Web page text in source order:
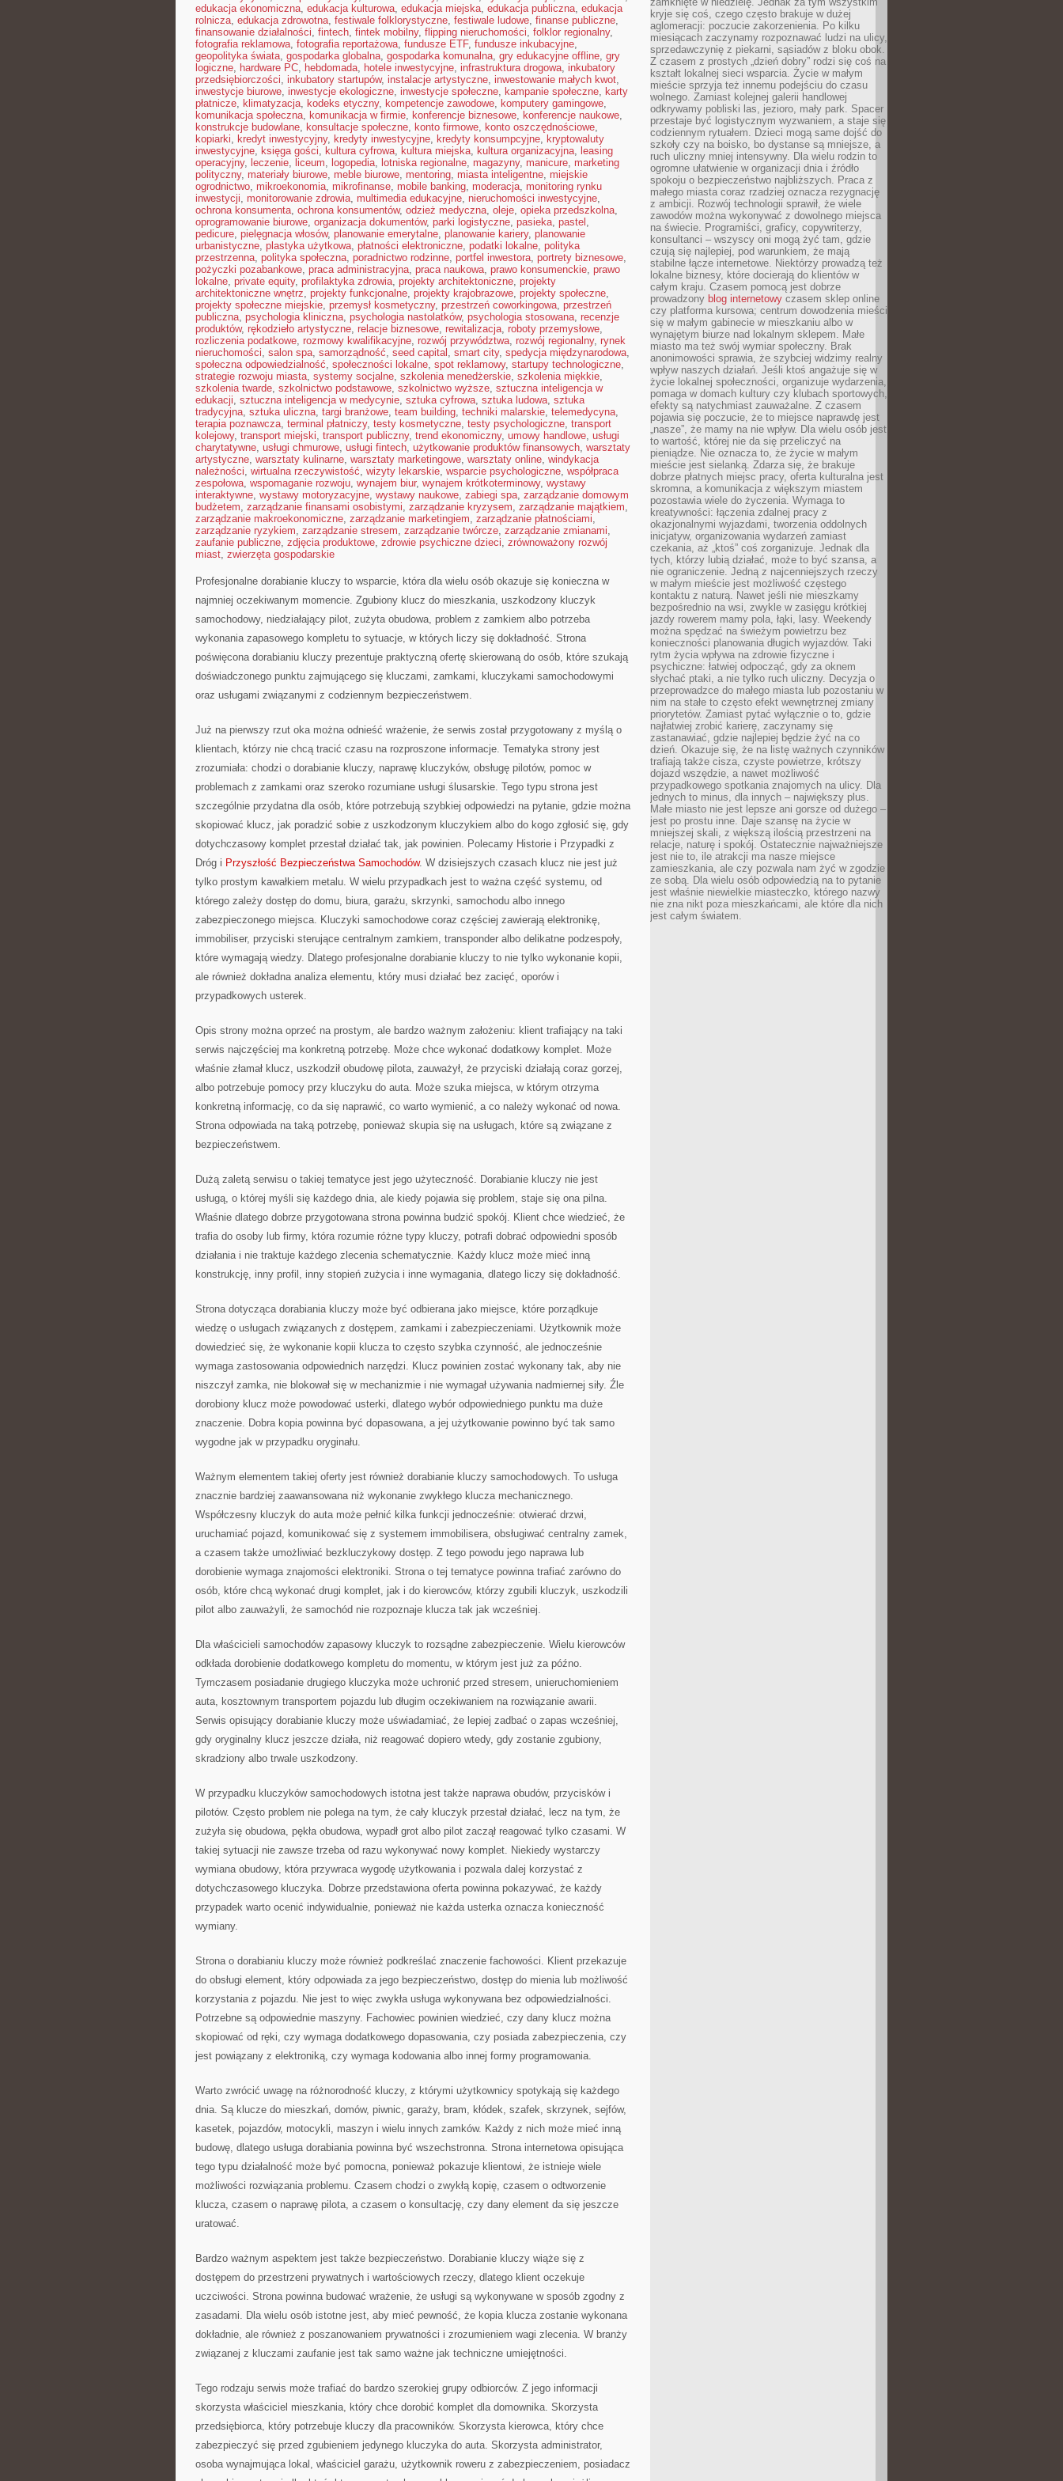
edukacja ekonomiczna, edukacja kulturowa, edukacja miejska, edukacja publiczna, edukacja
rolnicza, edukacja zdrowotna, festiwale folklorystyczne, festiwale ludowe, finanse publiczne,
finansowanie działalności, fintech, fintek mobilny, flipping nieruchomości, folklor regionalny,
fotografia reklamowa, fotografia reportażowa, fundusze ETF, fundusze inkubacyjne,
geopolityka świata, gospodarka globalna, gospodarka komunalna, gry edukacyjne offline, gry
logiczne, hardware PC, hebdomada, hotele inwestycyjne, infrastruktura drogowa, inkubatory
przedsiębiorczości, inkubatory startupów, instalacje artystyczne, inwestowanie małych kwot,
inwestycje biurowe, inwestycje ekologiczne, inwestycje społeczne, kampanie społeczne, karty
płatnicze, klimatyzacja, kodeks etyczny, kompetencje zawodowe, komputery gamingowe,
komunikacja społeczna, komunikacja w firmie, konferencje biznesowe, konferencje naukowe,
konstrukcje budowlane, konsultacje społeczne, konto firmowe, konto oszczędnościowe,
kopiarki, kredyt inwestycyjny, kredyty inwestycyjne, kredyty konsumpcyjne, kryptowaluty
inwestycyjne, księga gości, kultura cyfrowa, kultura miejska, kultura organizacyjna, leasing
operacyjny, leczenie, liceum, logopedia, lotniska regionalne, magazyny, manicure, marketing
polityczny, materiały biurowe, meble biurowe, mentoring, miasta inteligentne, miejskie
ogrodnictwo, mikroekonomia, mikrofinanse, mobile banking, moderacja, monitoring rynku
inwestycji, monitorowanie zdrowia, multimedia edukacyjne, nieruchomości inwestycyjne,
ochrona konsumenta, ochrona konsumentów, odzież medyczna, oleje, opieka przedszkolna,
oprogramowanie biurowe, organizacja dokumentów, parki logistyczne, pasieka, pastel ,
pedicure, pielęgnacja włosów, planowanie emerytalne, planowanie kariery, planowanie
urbanistyczne, plastyka użytkowa, płatności elektroniczne, podatki lokalne, polityka
przestrzenna, polityka społeczna, poradnictwo rodzinne, portfel inwestora, portrety biznesowe,
pożyczki pozabankowe, praca administracyjna, praca naukowa, prawo konsumenckie, prawo
lokalne, private equity, profilaktyka zdrowia, projekty architektoniczne, projekty
architektoniczne wnętrz, projekty funkcjonalne, projekty krajobrazowe, projekty społeczne,
projekty społeczne miejskie, przemysł kosmetyczny, przestrzeń coworkingowa, przestrzeń
publiczna, psychologia kliniczna, psychologia nastolatków, psychologia stosowana, recenzje
produktów, rękodzieło artystyczne, relacje biznesowe, rewitalizacja, roboty przemysłowe,
rozliczenia podatkowe, rozmowy kwalifikacyjne, rozwój przywództwa, rozwój regionalny, rynek
nieruchomości, salon spa, samorządność, seed capital , smart city, spedycja międzynarodowa,
społeczna odpowiedzialność, społeczności lokalne, spot reklamowy, startupy technologiczne,
strategie rozwoju miasta, systemy socjalne, szkolenia menedżerskie, szkolenia miękkie,
szkolenia twarde, szkolnictwo podstawowe, szkolnictwo wyższe, sztuczna inteligencja w
edukacji, sztuczna inteligencja w medycynie, sztuka cyfrowa, sztuka ludowa, sztuka
tradycyjna, sztuka uliczna, targi branżowe, team building, techniki malarskie, telemedycyna,
terapia poznawcza, terminal płatniczy, testy kosmetyczne, testy psychologiczne, transport
kolejowy, transport miejski, transport publiczny, trend ekonomiczny, umowy handlowe, usługi
charytatywne, usługi chmurowe, usługi fintech, użytkowanie produktów finansowych, warsztaty
artystyczne, warsztaty kulinarne, warsztaty marketingowe, warsztaty online, windykacja
należności, wirtualna rzeczywistość, wizyty lekarskie, wsparcie psychologiczne, współpraca
zespołowa, wspomaganie rozwoju, wynajem biur, wynajem krótkoterminowy, wystawy
interaktywne, wystawy motoryzacyjne, wystawy naukowe, zabiegi spa, zarządzanie domowym
budżetem, zarządzanie finansami osobistymi, zarządzanie kryzysem, zarządzanie majątkiem,
zarządzanie makroekonomiczne, zarządzanie marketingiem, zarządzanie płatnościami,
zarządzanie ryzykiem, zarządzanie stresem, zarządzanie twórcze, zarządzanie zmianami,
zaufanie publiczne, zdjęcia produktowe, zdrowie psychiczne dzieci, zrównoważony rozwój
miast, zwierzęta gospodarskie
Profesjonalne dorabianie kluczy to wsparcie, która dla wielu osób okazuje się konieczna w
najmniej oczekiwanym momencie. Zgubiony klucz do mieszkania, uszkodzony kluczyk
samochodowy, niedziałający pilot, zużyta obudowa, problem z zamkiem albo potrzeba
wykonania zapasowego kompletu to sytuacje, w których liczy się dokładność. Strona
poświęcona dorabianiu kluczy prezentuje praktyczną ofertę skierowaną do osób, które szukają
doświadczonego punktu zajmującego się kluczami, zamkami, kluczykami samochodowymi
oraz usługami związanymi z codziennym bezpieczeństwem.
Już na pierwszy rzut oka można odnieść wrażenie, że serwis został przygotowany z myślą o
klientach, którzy nie chcą tracić czasu na rozproszone informacje. Tematyka strony jest
zrozumiała: chodzi o dorabianie kluczy, naprawę kluczyków, obsługę pilotów, pomoc w
problemach z zamkami oraz szeroko rozumiane usługi ślusarskie. Tego typu strona jest
szczególnie przydatna dla osób, które potrzebują szybkiej odpowiedzi na pytanie, gdzie można
skopiować klucz, jak poradzić sobie z uszkodzonym kluczykiem albo do kogo zgłosić się, gdy
dotychczasowy komplet przestał działać tak, jak powinien. Polecamy Historie i Przypadki z
Dróg i Przyszłość Bezpieczeństwa Samochodów. W dzisiejszych czasach klucz nie jest już
tylko prostym kawałkiem metalu. W wielu przypadkach jest to ważna część systemu, od
którego zależy dostęp do domu, biura, garażu, skrzynki, samochodu albo innego
zabezpieczonego miejsca. Kluczyki samochodowe coraz częściej zawierają elektronikę,
immobiliser, przyciski sterujące centralnym zamkiem, transponder albo delikatne podzespoły,
które wymagają wiedzy. Dlatego profesjonalne dorabianie kluczy to nie tylko wykonanie kopii,
ale również dokładna analiza elementu, który musi działać bez zacięć, oporów i
przypadkowych usterek.
Opis strony można oprzeć na prostym, ale bardzo ważnym założeniu: klient trafiający na taki
serwis najczęściej ma konkretną potrzebę. Może chce wykonać dodatkowy komplet. Może
właśnie złamał klucz, uszkodził obudowę pilota, zauważył, że przyciski działają coraz gorzej,
albo potrzebuje pomocy przy kluczyku do auta. Może szuka miejsca, w którym otrzyma
konkretną informację, co da się naprawić, co warto wymienić, a co należy wykonać od nowa.
Strona odpowiada na taką potrzebę, ponieważ skupia się na usługach, które są związane z
bezpieczeństwem.
Dużą zaletą serwisu o takiej tematyce jest jego użyteczność. Dorabianie kluczy nie jest
usługą, o której myśli się każdego dnia, ale kiedy pojawia się problem, staje się ona pilna.
Właśnie dlatego dobrze przygotowana strona powinna budzić spokój. Klient chce wiedzieć, że
trafia do osoby lub firmy, która rozumie różne typy kluczy, potrafi dobrać odpowiedni sposób
działania i nie traktuje każdego zlecenia schematycznie. Każdy klucz może mieć inną
konstrukcję, inny profil, inny stopień zużycia i inne wymagania, dlatego liczy się dokładność.
Strona dotycząca dorabiania kluczy może być odbierana jako miejsce, które porządkuje
wiedzę o usługach związanych z dostępem, zamkami i zabezpieczeniami. Użytkownik może
dowiedzieć się, że wykonanie kopii klucza to często szybka czynność, ale jednocześnie
wymaga zastosowania odpowiednich narzędzi. Klucz powinien zostać wykonany tak, aby nie
niszczył zamka, nie blokował się w mechanizmie i nie wymagał używania nadmiernej siły. Źle
dorobiony klucz może powodować usterki, dlatego wybór odpowiedniego punktu ma duże
znaczenie. Dobra kopia powinna być dopasowana, a jej użytkowanie powinno być tak samo
wygodne jak w przypadku oryginału.
Ważnym elementem takiej oferty jest również dorabianie kluczy samochodowych. To usługa
znacznie bardziej zaawansowana niż wykonanie zwykłego klucza mechanicznego.
Współczesny kluczyk do auta może pełnić kilka funkcji jednocześnie: otwierać drzwi,
uruchamiać pojazd, komunikować się z systemem immobilisera, obsługiwać centralny zamek,
a czasem także umożliwiać bezkluczykowy dostęp. Z tego powodu jego naprawa lub
dorobienie wymaga znajomości elektroniki. Strona o tej tematyce powinna trafiać zarówno do
osób, które chcą wykonać drugi komplet, jak i do kierowców, którzy zgubili kluczyk, uszkodzili
pilot albo zauważyli, że samochód nie rozpoznaje klucza tak jak wcześniej.
Dla właścicieli samochodów zapasowy kluczyk to rozsądne zabezpieczenie. Wielu kierowców
odkłada dorobienie dodatkowego kompletu do momentu, w którym jest już za późno.
Tymczasem posiadanie drugiego kluczyka może uchronić przed stresem, unieruchomieniem
auta, kosztownym transportem pojazdu lub długim oczekiwaniem na rozwiązanie awarii.
Serwis opisujący dorabianie kluczy może uświadamiać, że lepiej zadbać o zapas wcześniej,
gdy oryginalny klucz jeszcze działa, niż reagować dopiero wtedy, gdy zostanie zgubiony,
skradziony albo trwale uszkodzony.
W przypadku kluczyków samochodowych istotna jest także naprawa obudów, przycisków i
pilotów. Często problem nie polega na tym, że cały kluczyk przestał działać, lecz na tym, że
zużyła się obudowa, pękła obudowa, wypadł grot albo pilot zaczął reagować tylko czasami. W
takiej sytuacji nie zawsze trzeba od razu wykonywać nowy komplet. Niekiedy wystarczy
wymiana obudowy, która przywraca wygodę użytkowania i pozwala dalej korzystać z
dotychczasowego kluczyka. Dobrze przedstawiona oferta powinna pokazywać, że każdy
przypadek warto ocenić indywidualnie, ponieważ nie każda usterka oznacza konieczność
wymiany.
Strona o dorabianiu kluczy może również podkreślać znaczenie fachowości. Klient przekazuje
do obsługi element, który odpowiada za jego bezpieczeństwo, dostęp do mienia lub możliwość
korzystania z pojazdu. Nie jest to więc zwykła usługa wykonywana bez odpowiedzialności.
Potrzebne są odpowiednie maszyny. Fachowiec powinien wiedzieć, czy dany klucz można
skopiować od ręki, czy wymaga dodatkowego dopasowania, czy posiada zabezpieczenia, czy
jest powiązany z elektroniką, czy wymaga kodowania albo innej formy programowania.
Warto zwrócić uwagę na różnorodność kluczy, z którymi użytkownicy spotykają się każdego
dnia. Są klucze do mieszkań, domów, piwnic, garaży, bram, kłódek, szafek, skrzynek, sejfów,
kasetek, pojazdów, motocykli, maszyn i wielu innych zamków. Każdy z nich może mieć inną
budowę, dlatego usługa dorabiania powinna być wszechstronna. Strona internetowa opisująca
tego typu działalność może być pomocna, ponieważ pokazuje klientowi, że istnieje wiele
możliwości rozwiązania problemu. Czasem chodzi o zwykłą kopię, czasem o odtworzenie
klucza, czasem o naprawę pilota, a czasem o konsultację, czy dany element da się jeszcze
uratować.
Bardzo ważnym aspektem jest także bezpieczeństwo. Dorabianie kluczy wiąże się z
dostępem do przestrzeni prywatnych i wartościowych rzeczy, dlatego klient oczekuje
uczciwości. Strona powinna budować wrażenie, że usługi są wykonywane w sposób zgodny z
zasadami. Dla wielu osób istotne jest, aby mieć pewność, że kopia klucza zostanie wykonana
dokładnie, ale również z poszanowaniem prywatności i zrozumieniem wagi zlecenia. W branży
związanej z kluczami zaufanie jest tak samo ważne jak techniczne umiejętności.
Tego rodzaju serwis może trafiać do bardzo szerokiej grupy odbiorców. Z jego informacji
skorzysta właściciel mieszkania, który chce dorobić komplet dla domownika. Skorzysta
przedsiębiorca, który potrzebuje kluczy dla pracowników. Skorzysta kierowca, który chce
zabezpieczyć się przed zgubieniem jedynego kluczyka do auta. Skorzysta administrator,
osoba wynajmująca lokal, właściciel garażu, użytkownik roweru z zabezpieczeniem, posiadacz
kryje się coś, czego często brakuje w dużej
aglomeracji: poczucie zakorzenienia. Po kilku
miesiącach zaczynamy rozpoznawać ludzi na ulicy,
sprzedawczynię z piekarni, sąsiadów z bloku obok.
Z czasem z prostych „dzień dobry” rodzi się coś na
kształt lokalnej sieci wsparcia. Życie w małym
mieście sprzyja też innemu podejściu do czasu
wolnego. Zamiast kolejnej galerii handlowej
odkrywamy pobliski las, jezioro, mały park. Spacer
przestaje być logistycznym wyzwaniem, a staje się
codziennym rytuałem. Dzieci mogą same dojść do
szkoły czy na boisko, bo dystanse są mniejsze, a
ruch uliczny mniej intensywny. Dla wielu rodzin to
ogromne ułatwienie w organizacji dnia i źródło
spokoju o bezpieczeństwo najbliższych. Praca z
małego miasta coraz rzadziej oznacza rezygnację
z ambicji. Rozwój technologii sprawił, że wiele
zawodów można wykonywać z dowolnego miejsca
na świecie. Programiści, graficy, copywriterzy,
konsultanci – wszyscy oni mogą żyć tam, gdzie
czują się najlepiej, pod warunkiem, że mają
stabilne łącze internetowe. Niektórzy prowadzą też
lokalne biznesy, które docierają do klientów w
całym kraju. Czasem pomocą jest dobrze
prowadzony blog internetowy czasem sklep online
czy platforma kursowa; centrum dowodzenia mieści
się w małym gabinecie w mieszkaniu albo w
wynajętym biurze nad lokalnym sklepem. Małe
miasto ma też swój wymiar społeczny. Brak
anonimowości sprawia, że szybciej widzimy realny
wpływ naszych działań. Jeśli ktoś angażuje się w
życie lokalnej społeczności, organizuje wydarzenia,
pomaga w domach kultury czy klubach sportowych,
efekty są natychmiast zauważalne. Z czasem
pojawia się poczucie, że to miejsce naprawdę jest
„nasze”, że mamy na nie wpływ. Dla wielu osób jest
to wartość, której nie da się przeliczyć na
pieniądze. Nie oznacza to, że życie w małym
mieście jest sielanką. Zdarza się, że brakuje
dobrze płatnych miejsc pracy, oferta kulturalna jest
skromna, a komunikacja z większym miastem
pozostawia wiele do życzenia. Wymaga to
kreatywności: łączenia zdalnej pracy z
okazjonalnymi wyjazdami, tworzenia oddolnych
inicjatyw, organizowania wydarzeń zamiast
czekania, aż „ktoś” coś zorganizuje. Jednak dla
tych, którzy lubią działać, może to być szansa, a
nie ograniczenie. Jedną z najcenniejszych rzeczy
w małym mieście jest możliwość częstego
kontaktu z naturą. Nawet jeśli nie mieszkamy
bezpośrednio na wsi, zwykle w zasięgu krótkiej
jazdy rowerem mamy pola, łąki, lasy. Weekendy
można spędzać na świeżym powietrzu bez
konieczności planowania długich wyjazdów. Taki
rytm życia wpływa na zdrowie fizyczne i
psychiczne: łatwiej odpocząć, gdy za oknem
słychać ptaki, a nie tylko ruch uliczny. Decyzja o
przeprowadzce do małego miasta lub pozostaniu w
nim na stałe to często efekt wewnętrznej zmiany
priorytetów. Zamiast pytać wyłącznie o to, gdzie
najłatwiej zrobić karierę, zaczynamy się
zastanawiać, gdzie najlepiej będzie żyć na co
dzień. Okazuje się, że na listę ważnych czynników
trafiają także cisza, czyste powietrze, krótszy
dojazd wszędzie, a nawet możliwość
przypadkowego spotkania znajomych na ulicy. Dla
jednych to minus, dla innych – największy plus.
Małe miasto nie jest lepsze ani gorsze od dużego –
jest po prostu inne. Daje szansę na życie w
mniejszej skali, z większą ilością przestrzeni na
relacje, naturę i spokój. Ostatecznie najważniejsze
jest nie to, ile atrakcji ma nasze miejsce
zamieszkania, ale czy pozwala nam żyć w zgodzie
ze sobą. Dla wielu osób odpowiedzią na to pytanie
jest właśnie niewielkie miasteczko, którego nazwy
nie zna nikt poza mieszkańcami, ale które dla nich
jest całym światem.